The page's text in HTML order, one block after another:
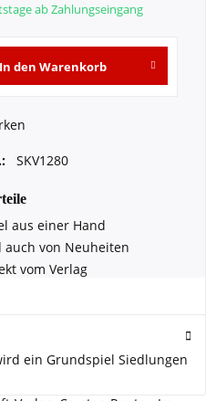
ab Zahlungseingang
In den Warenkorb
SKV1280
aus einer Hand
auch von Neuheiten
vom Verlag
ein Grundspiel Siedlungen